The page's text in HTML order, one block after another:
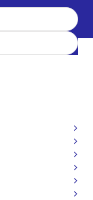
2SJ327-Z
MOSFET